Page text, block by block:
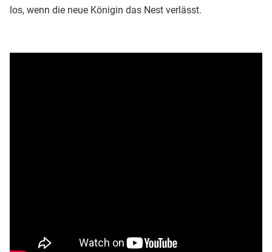
los, wenn die neue Königin das Nest verlässt.